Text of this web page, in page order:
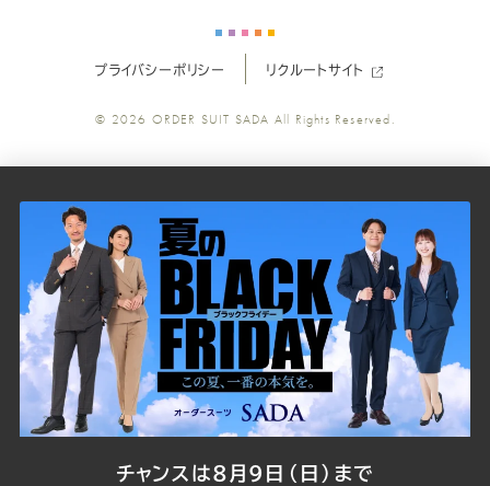
ツ
の
公
式
Youtube
ー
の
公
式
Facebook
ー
ツ
の
公
式
Twitter
ツ
の
公
式
ツ
の
公
式
LINE
プライバシーポリシー リクルートサイト
© 2026 ORDER SUIT SADA All Rights Reserved.
チャンスは8月9日（日）まで